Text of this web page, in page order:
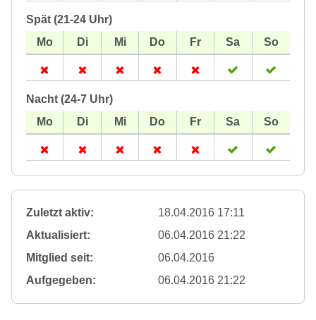
Spät (21-24 Uhr)
Nacht (24-7 Uhr)
Zuletzt aktiv:
18.04.2016 17:11
Aktualisiert:
06.04.2016 21:22
Mitglied seit:
06.04.2016
Aufgegeben:
06.04.2016 21:22